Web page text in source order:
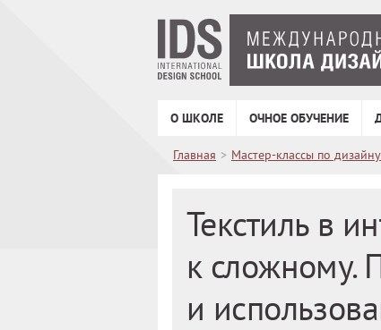
О ШКОЛЕ ОЧНОЕ ОБУЧЕНИЕ
Главная > Мастер-классы по
Текстиль в
к сложному.
и